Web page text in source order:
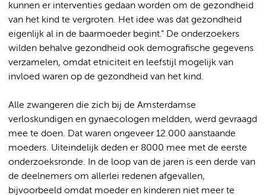
kunnen er interventies gedaan worden om de gezondheid
van het kind te vergroten. Het idee was dat gezondheid
eigenlijk al in de baarmoeder begint.” De onderzoekers
wilden behalve gezondheid ook demografische gegevens
verzamelen, omdat etniciteit en leefstijl mogelijk van
invloed waren op de gezondheid van het kind.
Alle zwangeren die zich bij de Amsterdamse
verloskundigen en gynaecologen meldden, werd gevraagd
mee te doen. Dat waren ongeveer 12.000 aanstaande
moeders. Uiteindelijk deden er 8000 mee met de eerste
onderzoeksronde. In de loop van de jaren is een derde van
de deelnemers om allerlei redenen afgevallen,
bijvoorbeeld omdat moeder en kinderen niet meer te